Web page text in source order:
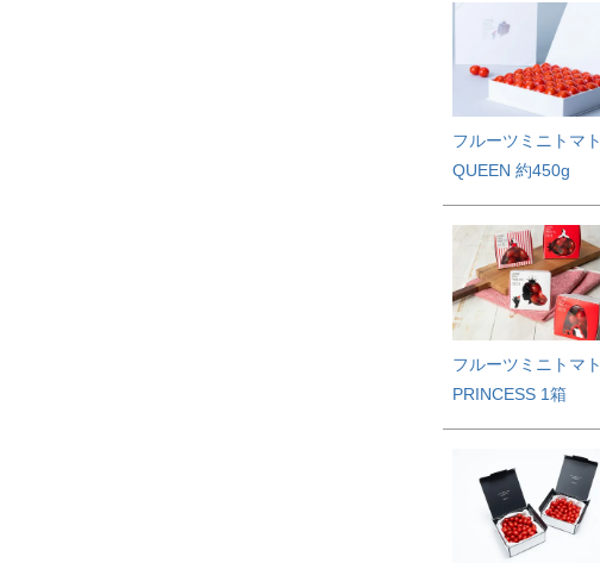
フルーツミニトマト
QUEEN 約450g
フルーツミニトマト
PRINCESS 1箱